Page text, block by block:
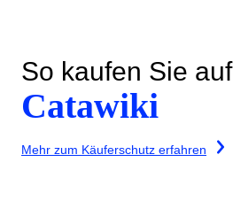
So kaufen Sie auf
Catawiki
Mehr zum Käuferschutz erfahren